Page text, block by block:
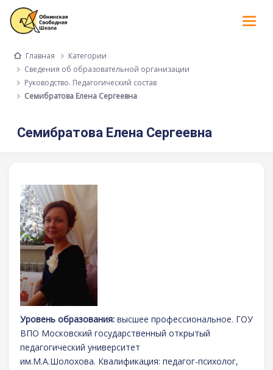
Главная
Категории
Сведения об образовательной организации
Руководство. Педагогический состав
Семибратова Елена Сергеевна
Семибратова Елена Сергеевна
Уровень образования: высшее профессиональное. ГОУ
ВПО Московский государственный открытый
педагогический университет
им.М.А.Шолохова. Квалификация: педагог-психолог,